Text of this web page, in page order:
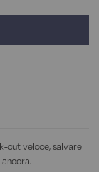
out veloce, salvare